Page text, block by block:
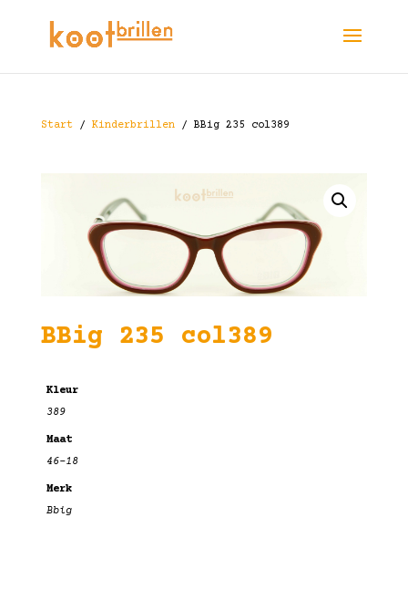
Start/ Kinderbrillen/ BBig 235 col389
BBig 235 col389
Kleur
389
Maat
46-18
Merk
Bbig